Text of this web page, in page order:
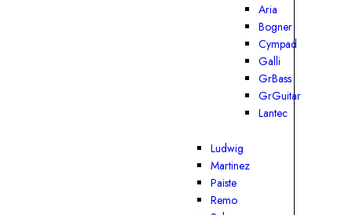
Aria
Bogner
Cympad
Galli
GrBass
GrGuitar
Lantec
Ludwig
Martinez
Paiste
Remo